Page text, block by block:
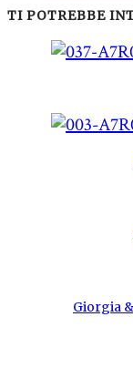
TI POTREBBE
Giorgia